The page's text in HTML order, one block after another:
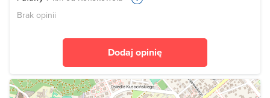
Brak opinii
Dodaj opinię